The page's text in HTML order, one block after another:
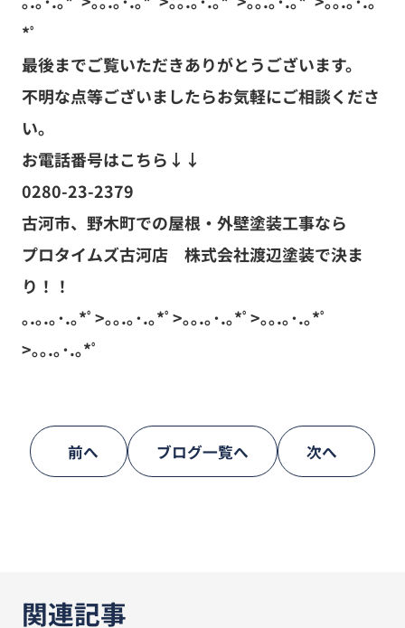
*ﾟ
最後までご覧いただきありがとうございます。
不明な点等ございましたらお気軽にご相談くださ
い。
お電話番号はこちら↓↓
0280-23-2379
古河市、野木町での屋根・外壁塗装工事なら
プロタイムズ古河店 株式会社渡辺塗装で決ま
り！！
｡.｡.｡･.｡*ﾟ>｡｡.｡･.｡*ﾟ>｡｡.｡･.｡*ﾟ>｡｡.｡･.｡*ﾟ
>｡｡.｡･.｡*ﾟ
前へ ブログ一覧へ 次へ
関連記事